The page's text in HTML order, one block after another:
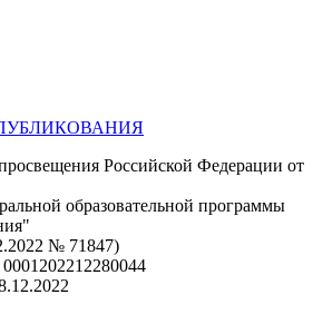
Российской Федерации от
образовательной программы
№ 71847)
0001202212280044